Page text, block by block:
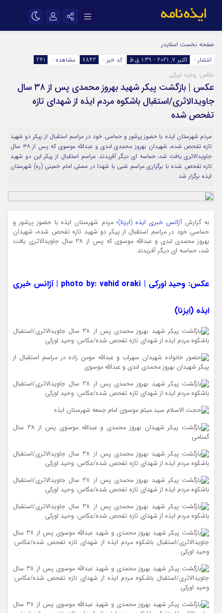
اینستاگرام
سروش
ایتا
آپارات
رمز عبور
مرا به خاطر بسپار
صفحه نخست اسلایدر
انتشار :
اکتبر 7, 2021 - 1:39 ق.ظ کد خبر : 7842 مشاهده :
241
عکاس: وحید اورکی
عکس | بازگشت پیکر شهید بهروز محمدی پس از ۳۸ سال
جاویدالاثری/استقبال باشکوه مردم ایذه از شهدای تازه
تفحص شده
مردم شهرستان ایذه با حضوز پرشور و حماسی خود در مراسم استقبال از پیکر دو شهید
تازه تفحص شده، شهیدان بهروز محمدی لندی و عبدالله موسوی که پس از ۳۸ سال
جاویدالاثری یافت شد، حماسه ای دیگر آفریدند. مراسم استقبال از پیکر این دو شهید
تازه تفحص شده با برگزاری مراسم شبی با شهدا در مصلی امام خمینی (ره) شهرستان
ایذه برگزار شد.
به گزارش آژانس خبری ایذه (ایزنا)؛ مردم شهرستان ایذه با حضوز پرشور و
حماسی خود در مراسم استقبال از پیکر دو شهید تازه تفحص شده، شهیدان
بهروز محمدی لندی و عبدالله موسوی که پس از 38 سال جاویدالاثری یافت
شد، حماسه ای دیگر آفریدند.
عکس: وحید اورکی | photo by: vahid oraki | آژانس خبری
ایذه (ایزنا)